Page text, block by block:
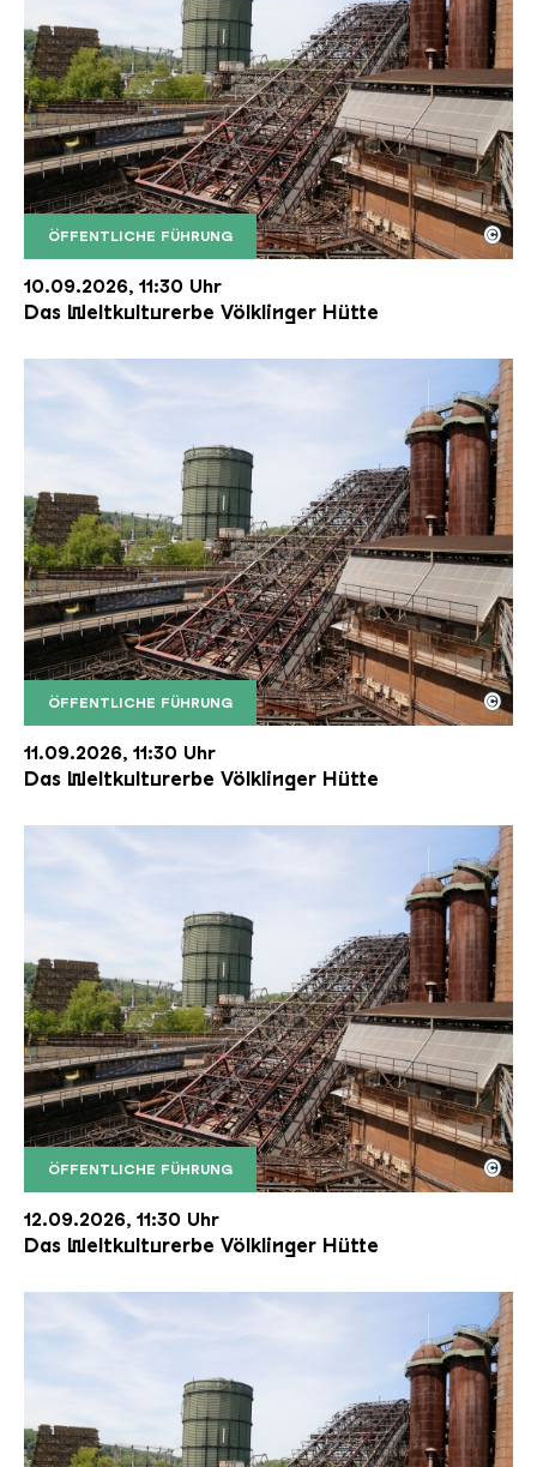
ÖFFENTLICHE FÜHRUNG
Der Erzschrägaufzug der Völklinger Hütte mit
Copyright: Weltkulturerbe Völklinger Hütte | Karl
©
10.09.2026, 11:30 Uhr
Das Weltkulturerbe Völklinger Hütte
ÖFFENTLICHE FÜHRUNG
Der Erzschrägaufzug der Völklinger Hütte mit
Copyright: Weltkulturerbe Völklinger Hütte | Karl
©
11.09.2026, 11:30 Uhr
Das Weltkulturerbe Völklinger Hütte
ÖFFENTLICHE FÜHRUNG
Der Erzschrägaufzug der Völklinger Hütte mit
Copyright: Weltkulturerbe Völklinger Hütte | Karl
©
12.09.2026, 11:30 Uhr
Das Weltkulturerbe Völklinger Hütte